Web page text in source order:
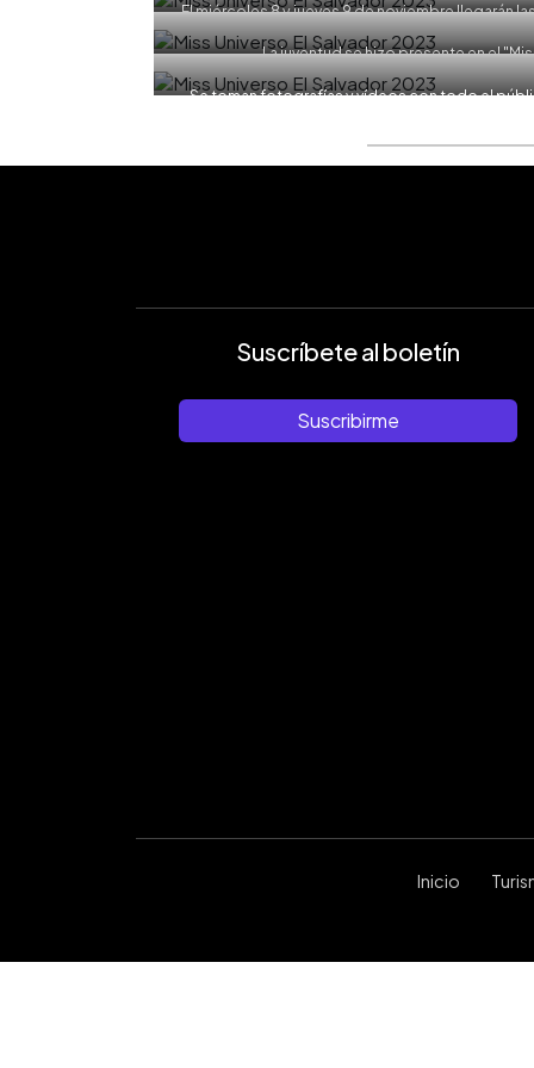
El miércoles 8 y jueves 9 de noviembre llegarán
EDH/
La juventud se hizo presente en el
Se toman fotografías y vídeos con todo el
Suscríbete al boletín
Suscribirme
Inicio